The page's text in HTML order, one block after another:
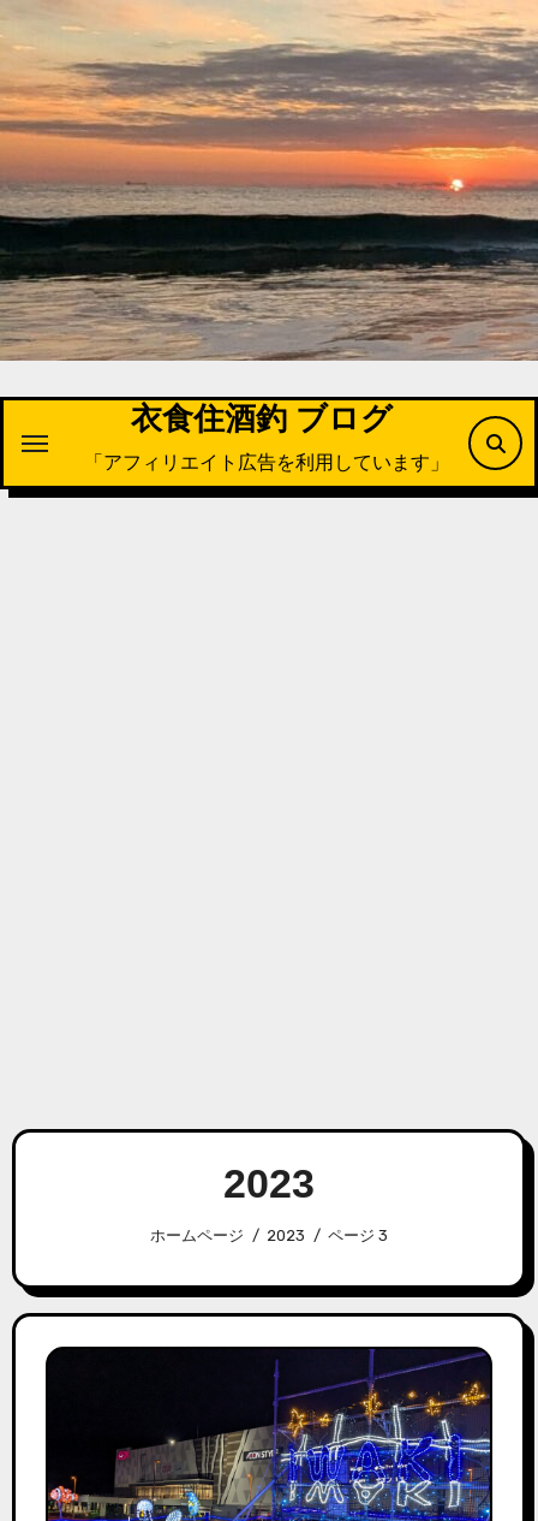
容
を
ス
キ
ッ
プ
衣食住酒釣 ブログ
「アフィリエイト広告を利用しています」
2023
ホームページ 2023 ページ 3